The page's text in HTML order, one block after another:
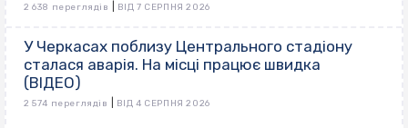
2 638 переглядів ВІД 7 СЕРПНЯ 2026
У Черкасах поблизу Центрального стадіону
сталася аварія. На місці працює швидка
(ВІДЕО)
2 574 переглядів ВІД 4 СЕРПНЯ 2026